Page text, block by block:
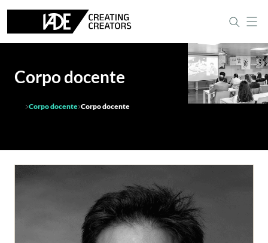
Corpo docente
Corpo docente Corpo docente